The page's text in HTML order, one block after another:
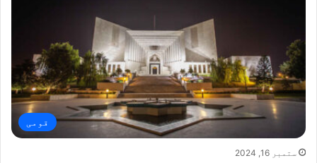
قومی
ستمبر 16, 2024